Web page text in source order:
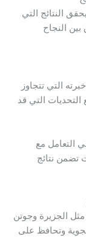
النتائج التي
بين النجاح
التي تتجاوز
التحديات التي قد
التعامل مع
تضمن نتائج
الجزيرة وجوتن
وتحافظ على